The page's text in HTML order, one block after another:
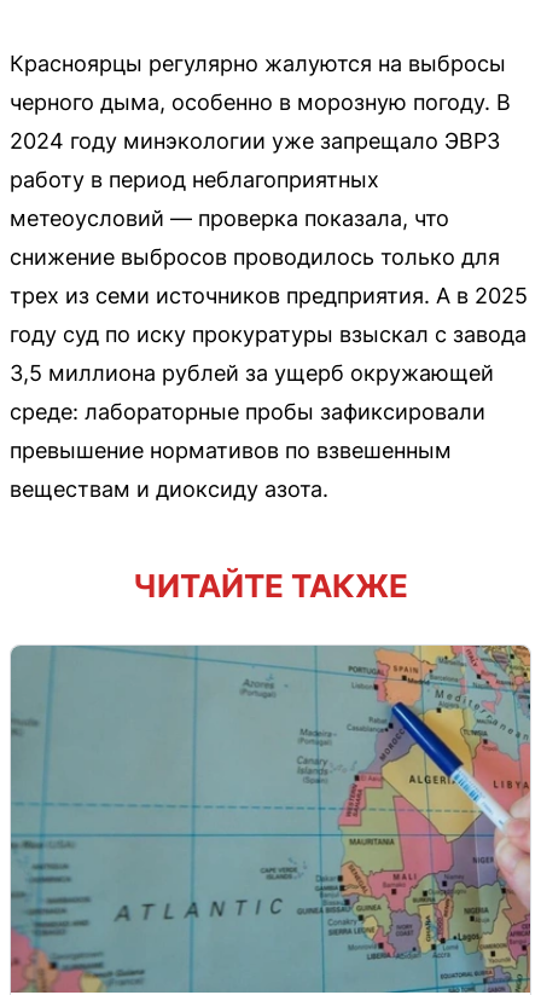
Красноярцы регулярно жалуются на выбросы
черного дыма, особенно в морозную погоду. В
2024 году минэкологии уже запрещало ЭВРЗ
работу в период неблагоприятных
метеоусловий — проверка показала, что
снижение выбросов проводилось только для
трех из семи источников предприятия. А в 2025
году суд по иску прокуратуры взыскал с завода
3,5 миллиона рублей за ущерб окружающей
среде: лабораторные пробы зафиксировали
превышение нормативов по взвешенным
веществам и диоксиду азота.
ЧИТАЙТЕ ТАКЖЕ